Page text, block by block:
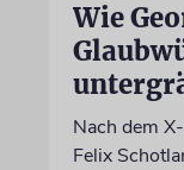
Wie
Nach dem
Felix